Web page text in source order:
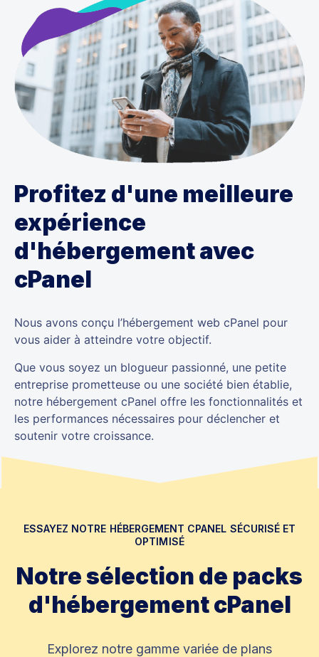
Profitez d'une meilleure
expérience
d'hébergement avec
cPanel
Nous avons conçu l’hébergement web cPanel pour
vous aider à atteindre votre objectif.
Que vous soyez un blogueur passionné, une petite
entreprise prometteuse ou une société bien établie,
notre hébergement cPanel offre les fonctionnalités et
les performances nécessaires pour déclencher et
soutenir votre croissance.
ESSAYEZ NOTRE HÉBERGEMENT CPANEL SÉCURISÉ ET
OPTIMISÉ
Notre sélection de packs
d'hébergement cPanel
Explorez notre gamme variée de plans